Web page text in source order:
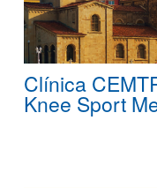
Clínica
Knee Sport